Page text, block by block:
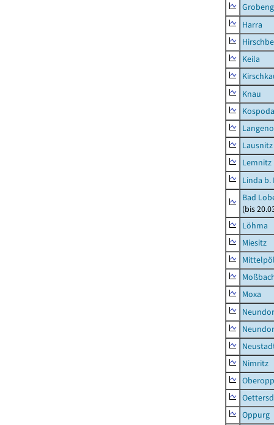
Harra
Keila
Knau
Kospoda
Lemnitz
Linda b.
Bad
(bis
Löhma
Miesitz
Moxa
Nimritz
Oppurg